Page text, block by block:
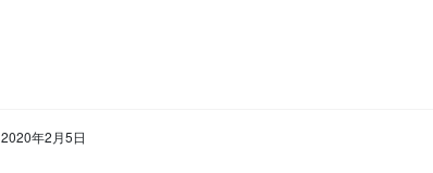
2020年2月5日